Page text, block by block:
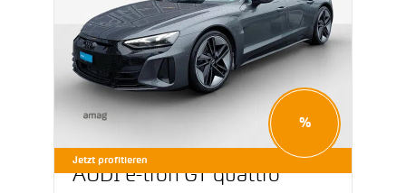
Jetzt profitieren
%
AUDI e-tron GT quattro